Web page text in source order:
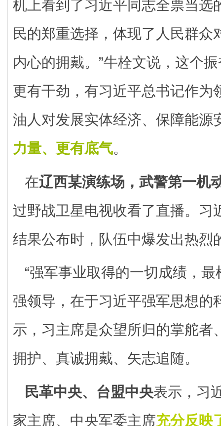
机上看到了习近平同志全票当选
民的郑重选择，体现了人民群众
内心的拥戴。”牛栓文说，这个
更有干劲，有习近平总书记作为
油人对发展实体经济、保障能源
力量、更有底气。
在辽西某演练场，武警第一机
过野战卫星电视收看了直播。习
结果公布时，队伍中爆发出热烈
“强军事业取得的一切成绩，
强领导，在于习近平强军思想的
示，习主席是众望所归的掌舵者
拥护、真诚拥戴、矢志追随。
民革中央、台盟中央表示，习
家主席、中央军委主席充分反映